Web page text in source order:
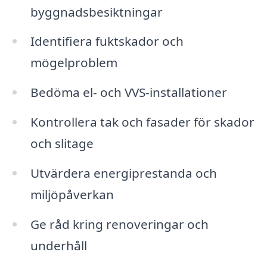
byggnadsbesiktningar
Identifiera fuktskador och
mögelproblem
Bedöma el- och VVS-installationer
Kontrollera tak och fasader för skador
och slitage
Utvärdera energiprestanda och
miljöpåverkan
Ge råd kring renoveringar och
underhåll